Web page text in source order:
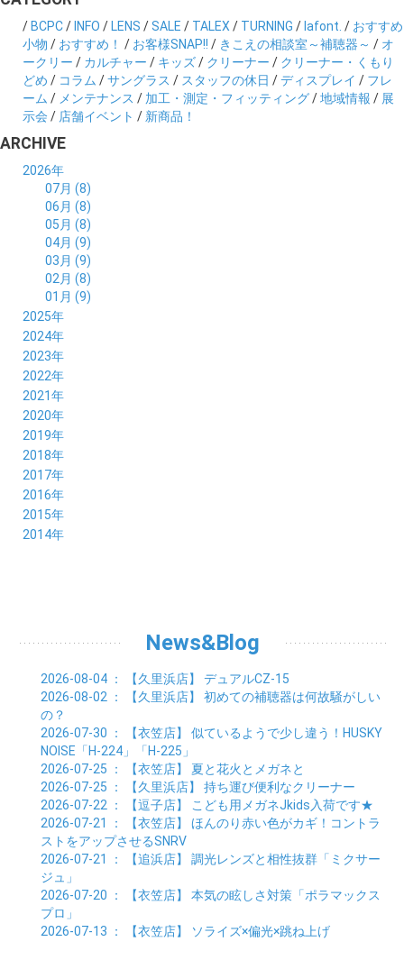
/ BCPC/ INFO / LENS /SALE / TALEX/ TURNING / lafont. / おすすめ
小物 / おすすめ！ / お客様SNAP!! / きこえの相談室～補聴器～ / オ
ークリー / カルチャー / キッズ/ クリーナー / クリーナー・くもり
どめ / コラム /サングラス / スタッフの休日 /ディスプレイ / フレ
ーム / メンテナンス / 加工・測定・フィッティング/地域情報 / 展
示会 / 店舗イベント / 新商品！
ARCHIVE
2026年
07月 (8)
06月 (8)
05月 (8)
04月 (9)
03月 (9)
02月 (8)
01月 (9)
2025年
12月 (10)
11月 (8)
10月 (8)
09月 (8)
08月 (9)
07月 (7)
06月 (9)
05月 (8)
04月 (8)
03月 (9)
02月 (8)
01月 (8)
2024年
12月 (8)
11月 (9)
10月 (8)
09月 (9)
08月 (7)
07月 (8)
06月 (8)
05月 (8)
04月 (8)
03月 (8)
02月 (9)
2023年
12月 (8)
11月 (8)
10月 (8)
09月 (8)
08月 (9)
07月 (9)
06月 (8)
05月 (9)
04月 (9)
03月 (8)
2022年
12月 (9)
11月 (5)
10月 (4)
09月 (5)
08月 (4)
07月 (4)
06月 (5)
05月 (5)
04月 (2)
2021年
12月 (6)
11月 (4)
10月 (3)
09月 (7)
08月 (5)
07月 (4)
06月 (6)
05月 (6)
2020年
12月 (3)
11月 (6)
10月 (7)
09月 (7)
08月 (5)
07月 (5)
06月 (7)
2019年
12月 (9)
11月 (5)
10月 (7)
09月 (11)
08月 (6)
07月 (5)
2018年
12月 (6)
11月 (7)
10月 (6)
09月 (8)
08月 (4)
01月 (7)
2017年
12月 (6)
11月 (4)
10月 (5)
02月 (3)
01月 (6)
2016年
12月 (7)
11月 (4)
05月 (6)
03月 (6)
02月 (9)
01月 (11)
2015年
12月 (6)
06月 (2)
2014年
News&Blog
2026-08-04 ： 【久里浜店】 デュアルCZ-15
2026-08-02 ： 【久里浜店】 初めての補聴器は何故騒がしい
の？
2026-07-30 ： 【衣笠店】 似ているようで少し違う！HUSKY
NOISE「H-224」「H-225」
2026-07-25 ： 【衣笠店】 夏と花火とメガネと
2026-07-25 ： 【久里浜店】 持ち運び便利なクリーナー
2026-07-22 ： 【逗子店】 こども用メガネJkids入荷です★
2026-07-21
： 【衣笠店】 ほんのり赤い色がカギ！コントラ
ストをアップさせるSNRV
2026-07-21
： 【追浜店】 調光レンズと相性抜群「ミクサー
ジュ」
2026-07-20 ： 【衣笠店】 本気の眩しさ対策「ポラマックス
プロ」
2026-07-13 ： 【衣笠店】 ソライズ×偏光×跳ね上げ